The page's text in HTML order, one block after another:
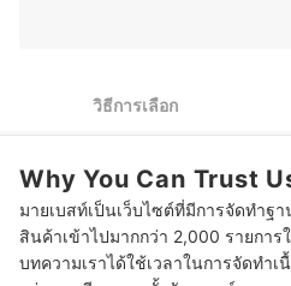
เคล็ดลับหมักหมูเกาหลีให้อร่อยนุ่มลิ้น
บทส่งท้าย
วิธีการเลือก
Why You Can Trust
มายเบสท์เป็นเว็บไซต์ที่มีการจัดทำฐ
สินค้าเข้าไปมากกว่า 2,000 รายกา
บทความเราได้ใช้เวลาในการจัดทำ